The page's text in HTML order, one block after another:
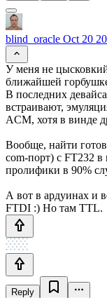
blind_oracle Oct 20
У меня не
ближайшей
В последних
встраивают,
ACM, хотя в винде
Вообще, найти
com-порт) с FT232
пролифики в 90%
А вот в ардуинах и
FTDI :) Но там TTL.
Reply